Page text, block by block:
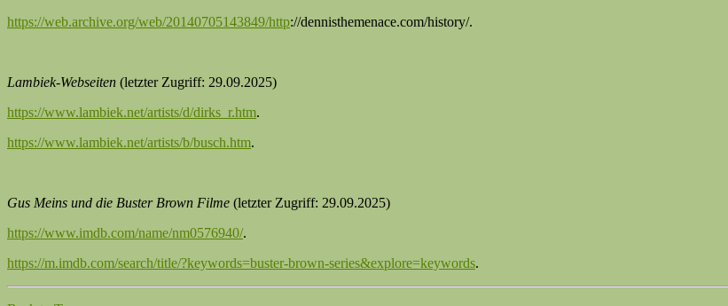
https://web.archive.org/web/20140705143849/http://dennisthemenace.com/history/.
Lambiek-Webseiten (letzter Zugriff: 29.09.2025)
https://www.lambiek.net/artists/d/dirks_r.htm.
https://www.lambiek.net/artists/b/busch.htm.
Gus Meins und die Buster Brown Filme (letzter Zugriff: 29.09.2025)
https://www.imdb.com/name/nm0576940/.
https://m.imdb.com/search/title/?keywords=buster-brown-series&explore=keywords.